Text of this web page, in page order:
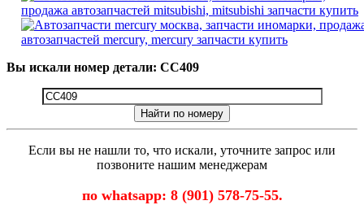
Вы искали номер детали: CC409
Найти по номеру
Если вы не нашли то, что искали, уточните запрос или
позвоните нашим менеджерам
по whatsapp: 8 (901) 578-75-55.